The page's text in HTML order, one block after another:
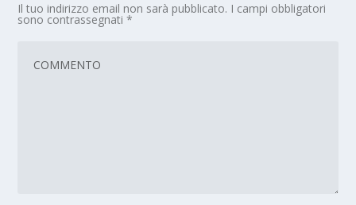
Il tuo indirizzo email non sarà pubblicato. I campi obbligatori
sono contrassegnati*